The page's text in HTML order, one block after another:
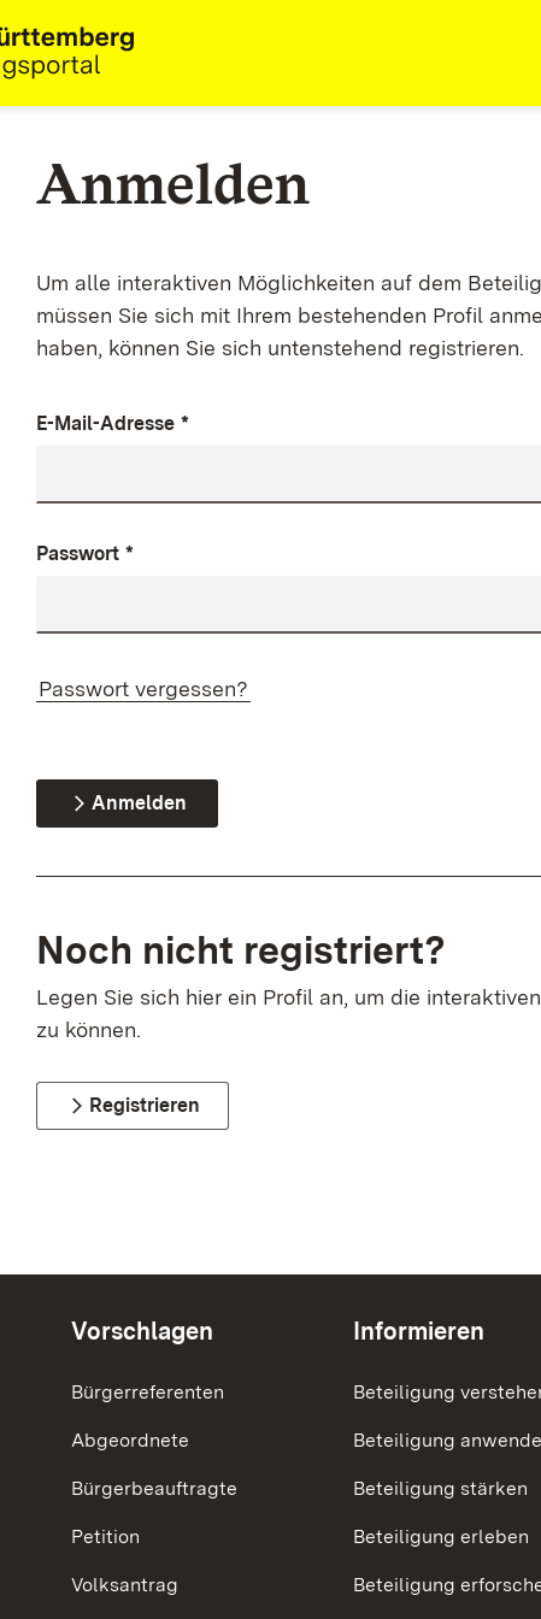
Anmelden
Um alle interaktiven Möglichkeiten auf dem
müssen Sie sich mit Ihrem bestehenden Profil
haben, können Sie sich untenstehend registrieren.
E-Mail-Adresse *
Passwort *
Passwort vergessen?
Anmelden
Noch nicht registriert?
Legen Sie sich hier ein Profil an, um die
zu können.
Registrieren
Vorschlagen
Bürgerreferenten
Abgeordnete
Bürgerbeauftragte
Petition
Volksantrag
Informieren
Beteiligung
Beteiligung
Beteiligung stärken
Beteiligung erleben
Beteiligung